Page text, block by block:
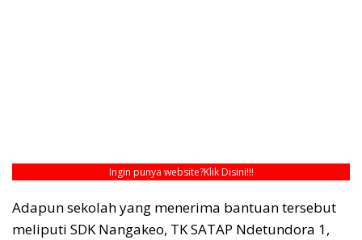
Ingin punya website?Klik Disini!!!
Adapun sekolah yang menerima bantuan tersebut
meliputi SDK Nangakeo, TK SATAP Ndetundora 1,